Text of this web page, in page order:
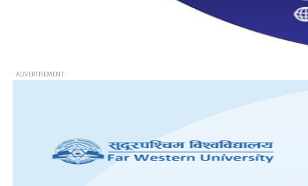
- ADVERTISEMENT -